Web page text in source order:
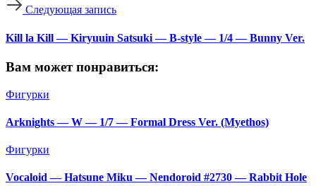
Следующая запись
Kill la Kill — Kiryuuin Satsuki — B-style — 1/4 — Bunny Ver.
Вам может понравиться:
Фигурки
Arknights — W — 1/7 — Formal Dress Ver. (Myethos)
Фигурки
Vocaloid — Hatsune Miku — Nendoroid #2730 — Rabbit Hole